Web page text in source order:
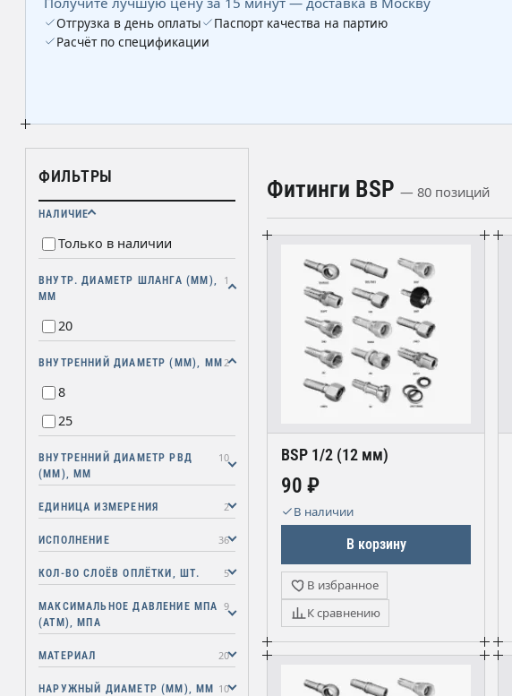
Отгрузка в день оплаты
Паспорт качества на партию
Расчёт по спецификации
ФИЛЬТРЫ
НАЛИЧИЕ
Только в наличии
ВНУТР. ДИАМЕТР ШЛАНГА (ММ),
ММ
1
20
ВНУТРЕННИЙ ДИАМЕТР (ММ), ММ 2
8
25
ВНУТРЕННИЙ ДИАМЕТР РВД
(ММ), ММ
10
ЕДИНИЦА ИЗМЕРЕНИЯ 2
ИСПОЛНЕНИЕ 36
КОЛ-ВО СЛОЁВ ОПЛЁТКИ, ШТ. 5
МАКСИМАЛЬНОЕ ДАВЛЕНИЕ МПА
(АТМ), МПА
9
МАТЕРИАЛ 20
НАРУЖНЫЙ ДИАМЕТР (ММ), ММ 10
Фитинги BSP — 80 позиций
BSP 1/2 (12 мм)
90 ₽
В наличии
В корзину
В избранное
К сравнению